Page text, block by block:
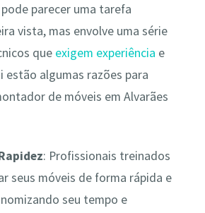
parecer uma tarefa
vista, mas envolve uma série
que exigem experiência e
estão algumas razões para
de móveis em Alvarães
: Profissionais treinados
seus móveis de forma rápida e
seu tempo e